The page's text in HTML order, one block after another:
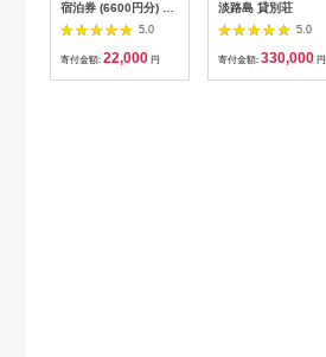
宿泊券 (6600円分) ワ
ーケーションお試しプ
ラン｜東北 福島県 会
津若松市 東山温泉 旅
5.0
寄付金額: 22,000 円
淡路島 貸別荘
5.0
寄付金額: 330,000 円